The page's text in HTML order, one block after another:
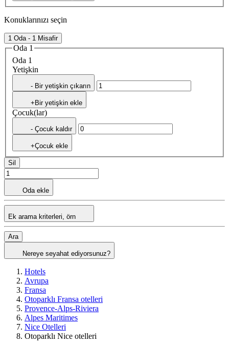
Konuklarınızı seçin
1 Oda - 1 Misafir
Oda 1
Oda 1
Yetişkin
- Bir yetişkin çıkarın
+Bir yetişkin ekle
Çocuk(lar)
- Çocuk kaldır
+Çocuk ekle
Sil
Oda ekle
Ek arama kriterleri, örn
Ara
Nereye seyahat ediyorsunuz?
Hotels
Avrupa
Fransa
Otoparklı Fransa otelleri
Provence-Alps-Riviera
Alpes Maritimes
Nice Otelleri
Otoparklı Nice otelleri